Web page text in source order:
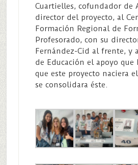
Cuartielles, cofundador de
director del proyecto, al
Formación Regional de
Profesorado, con su
Fernández-Cid al frente, y
de Educación el apoyo que
que este proyecto naciera
se consolidara éste.